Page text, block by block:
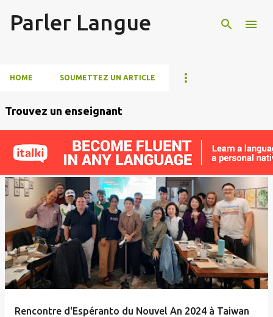
Parler Langue
HOME SOUMETTEZ UN ARTICLE
i
c
s
Trouvez un enseignant
Rencontre d'Espéranto du Nouvel An 2024 à Taiwan